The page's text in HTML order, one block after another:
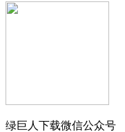
绿巨人下载微信公众号